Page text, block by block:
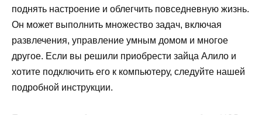
поднять настроение и облегчить повседневную жизнь.
Он может выполнить множество задач, включая
развлечения, управление умным домом и многое
другое. Если вы решили приобрести зайца Алило и
хотите подключить его к компьютеру, следуйте нашей
подробной инструкции.